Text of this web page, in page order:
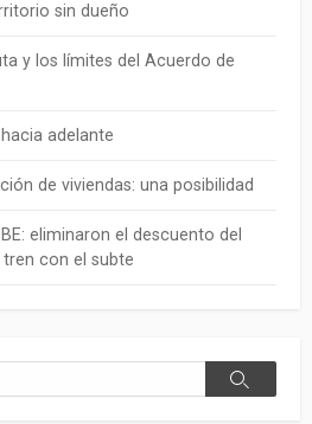
sin dueño
y los límites del Acuerdo de
adelante
de viviendas: una posibilidad
eliminaron el descuento del
con el subte
Buscar